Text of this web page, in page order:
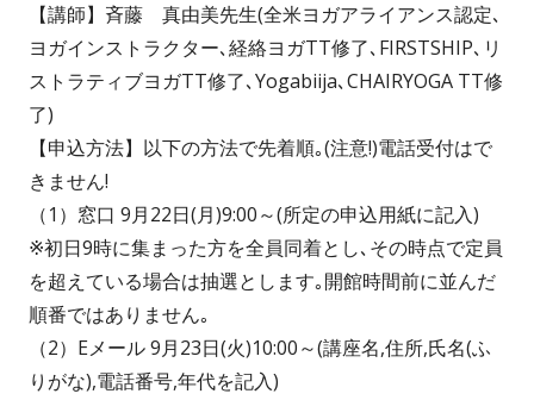
【講師】斉藤 真由美先生(全米ヨガアライアンス認定､
ヨガインストラクター､経絡ヨガTT修了､FIRSTSHIP､リ
ストラティブヨガTT修了､Yogabiija､CHAIRYOGA TT修
了)
【申込方法】以下の方法で先着順｡(注意!)電話受付はで
きません!
（1）窓口 9月22日(月)9:00～(所定の申込用紙に記入)
※初日9時に集まった方を全員同着とし､その時点で定員
を超えている場合は抽選とします｡開館時間前に並んだ
順番ではありません｡
（2）Eメール 9月23日(火)10:00～(講座名,住所,氏名(ふ
りがな),電話番号,年代を記入)